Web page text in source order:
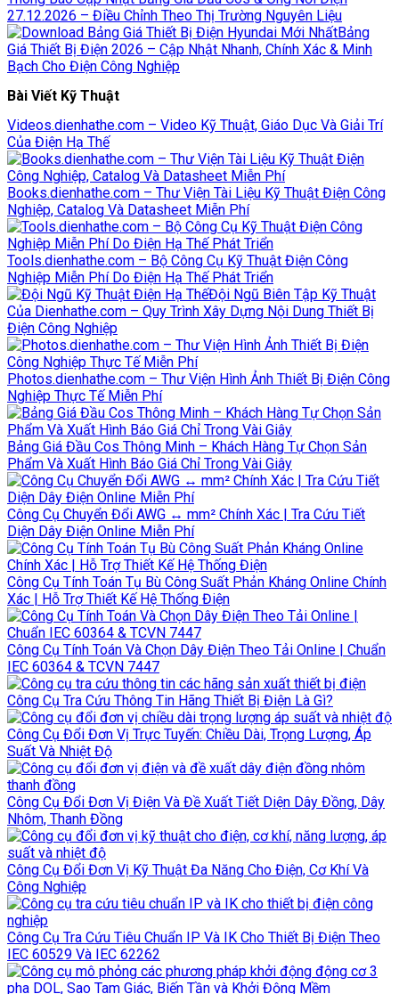
27.12.2026 – Điều Chỉnh Theo Thị Trường Nguyên Liệu
Bảng
Giá Thiết Bị Điện 2026 – Cập Nhật Nhanh, Chính Xác & Minh
Bạch Cho Điện Công Nghiệp
Bài Viết Kỹ Thuật
Videos.dienhathe.com – Video Kỹ Thuật, Giáo Dục Và Giải Trí
Của Điện Hạ Thế
Books.dienhathe.com – Thư Viện Tài Liệu Kỹ Thuật Điện Công
Nghiệp, Catalog Và Datasheet Miễn Phí
Tools.dienhathe.com – Bộ Công Cụ Kỹ Thuật Điện Công
Nghiệp Miễn Phí Do Điện Hạ Thế Phát Triển
Đội Ngũ Biên Tập Kỹ Thuật
Của Dienhathe.com – Quy Trình Xây Dựng Nội Dung Thiết Bị
Điện Công Nghiệp
Photos.dienhathe.com – Thư Viện Hình Ảnh Thiết Bị Điện Công
Nghiệp Thực Tế Miễn Phí
Bảng Giá Đầu Cos Thông Minh – Khách Hàng Tự Chọn Sản
Phẩm Và Xuất Hình Báo Giá Chỉ Trong Vài Giây
Công Cụ Chuyển Đổi AWG ↔ mm² Chính Xác | Tra Cứu Tiết
Diện Dây Điện Online Miễn Phí
Công Cụ Tính Toán Tụ Bù Công Suất Phản Kháng Online Chính
Xác | Hỗ Trợ Thiết Kế Hệ Thống Điện
Công Cụ Tính Toán Và Chọn Dây Điện Theo Tải Online | Chuẩn
IEC 60364 & TCVN 7447
Công Cụ Tra Cứu Thông Tin Hãng Thiết Bị Điện Là Gì?
Công Cụ Đổi Đơn Vị Trực Tuyến: Chiều Dài, Trọng Lượng, Áp
Suất Và Nhiệt Độ
Công Cụ Đổi Đơn Vị Điện Và Đề Xuất Tiết Diện Dây Đồng, Dây
Nhôm, Thanh Đồng
Công Cụ Đổi Đơn Vị Kỹ Thuật Đa Năng Cho Điện, Cơ Khí Và
Công Nghiệp
Công Cụ Tra Cứu Tiêu Chuẩn IP Và IK Cho Thiết Bị Điện Theo
IEC 60529 Và IEC 62262